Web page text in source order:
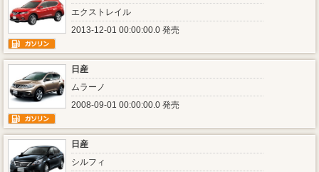
エクストレイル
2013-12-01 00:00:00.0 発売
日産
ムラーノ
2008-09-01 00:00:00.0 発売
日産
シルフィ